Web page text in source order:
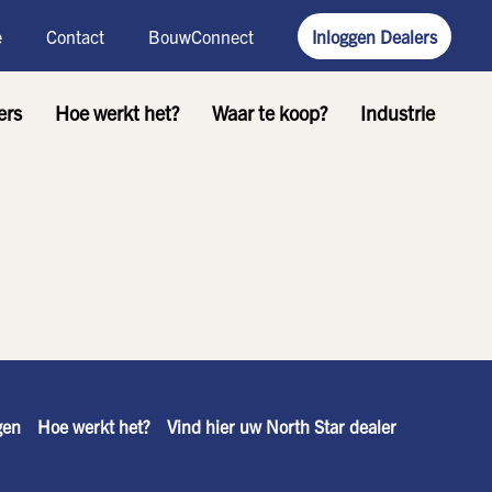
Contact BouwConnect Inloggen Dealers
Hoe werkt het? Waar te koop? Industrie
Hoe werkt het? Vind hier uw North Star dealer